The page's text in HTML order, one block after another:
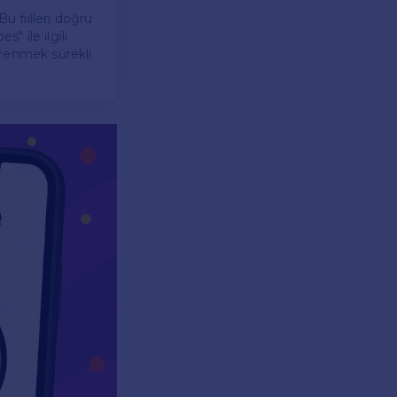
fiilleri doğru
ile ilgili
sürekli